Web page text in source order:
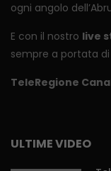
ogni angolo
E con il nostro live
sempre a portata
TeleRegione
ULTIME VIDEO